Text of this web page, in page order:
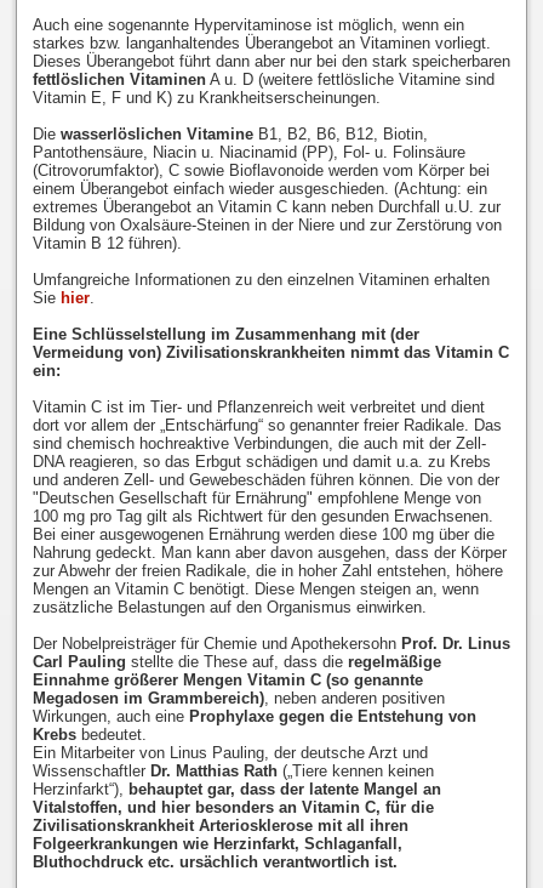
Auch eine sogenannte Hypervitaminose ist möglich, wenn ein
starkes bzw. langanhaltendes Überangebot an Vitaminen vorliegt.
Dieses Überangebot führt dann aber nur bei den stark speicherbaren
fettlöslichen VitaminenA u. D (weitere fettlösliche Vitamine sind
Vitamin E, F und K) zu Krankheitserscheinungen.
Die wasserlöslichen VitamineB1, B2, B6, B12, Biotin,
Pantothensäure, Niacin u. Niacinamid (PP), Fol- u. Folinsäure
(Citrovorumfaktor), C sowie Bioflavonoide werden vom Körper bei
einem Überangebot einfach wieder ausgeschieden. (Achtung: ein
extremes Überangebot an Vitamin C kann neben Durchfall u.U. zur
Bildung von Oxalsäure-Steinen in der Niere und zur Zerstörung von
Vitamin B 12 führen).
Umfangreiche Informationen zu den einzelnen Vitaminen erhalten
Sie hier.
Eine Schlüsselstellung im Zusammenhang mit (der
Vermeidung von) Zivilisationskrankheiten nimmt das Vitamin C
ein:
Vitamin C ist im Tier- und Pflanzenreich weit verbreitet und dient
dort vor allem der „Entschärfung“ so genannter freier Radikale. Das
sind chemisch hochreaktive Verbindungen, die auch mit der Zell-
DNA reagieren, so das Erbgut schädigen und damit u.a. zu Krebs
und anderen Zell- und Gewebeschäden führen können. Die von der
"Deutschen Gesellschaft für Ernährung" empfohlene Menge von
100 mg pro Tag gilt als Richtwert für den gesunden Erwachsenen.
Bei einer ausgewogenen Ernährung werden diese 100 mg über die
Nahrung gedeckt. Man kann aber davon ausgehen, dass der Körper
zur Abwehr der freien Radikale, die in hoher Zahl entstehen, höhere
Mengen an Vitamin C benötigt. Diese Mengen steigen an, wenn
zusätzliche Belastungen auf den Organismus einwirken.
Der Nobelpreisträger für Chemie und Apothekersohn Prof. Dr. Linus
Carl Pauling stellte die These auf, dass die regelmäßige
Einnahme größerer Mengen Vitamin C (so genannte
Megadosen im Grammbereich), neben anderen positiven
Wirkungen, auch eine Prophylaxe gegen die Entstehung von
Krebsbedeutet.
Ein Mitarbeiter von Linus Pauling, der deutsche Arzt und
Wissenschaftler Dr. Matthias Rath(„Tiere kennen keinen
Herzinfarkt“), behauptet gar, dass der latente Mangel an
Vitalstoffen, und hier besonders an Vitamin C, für die
Zivilisationskrankheit Arteriosklerose mit all ihren
Folgeerkrankungen wie Herzinfarkt, Schlaganfall,
Bluthochdruck etc. ursächlich verantwortlich ist.